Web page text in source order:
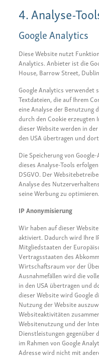
4. Analyse-
Google Analytics
Diese Website nutzt
Analytics. Anbieter ist die
House, Barrow Street,
Google Analytics verwendet
Textdateien, die auf Ihrem
eine Analyse der Benutzung
durch den Cookie
dieser Website werden in
den USA übertragen und
Die Speicherung von
dieses Analyse-Tools
DSGVO. Der
Analyse des
seine Werbung zu optimieren.
IP Anonymisierung
Wir haben auf dieser
aktiviert. Dadurch wird Ihre
Mitgliedstaaten der
Vertragsstaaten des
Wirtschaftsraum vor der
Ausnahmefällen wird die
in den USA übertragen und
dieser Website wird Google
Nutzung der Website
Websiteaktivitäten
Websitenutzung und der
Dienstleistungen gegenüber
im Rahmen von Google
Adresse wird nicht mit